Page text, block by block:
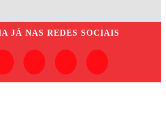
JÁ NAS REDES SOCIAIS